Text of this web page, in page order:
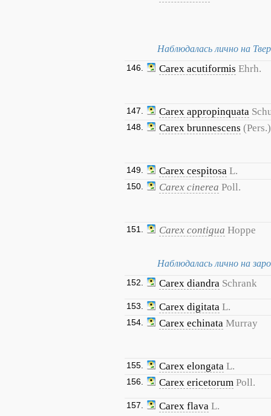
Наблюдалась лично на
146. Carex acutiformis Ehrh.
147. Carex appropinquata
148. Carex brunnescens
149. Carex cespitosa L.
150. Carex cinerea Poll.
151. Carex contigua Hoppe
Наблюдалась лично на
152. Carex diandra Schrank
153. Carex digitata L.
154. Carex echinata Murray
155. Carex elongata L.
156. Carex ericetorum Poll.
157. Carex flava L.